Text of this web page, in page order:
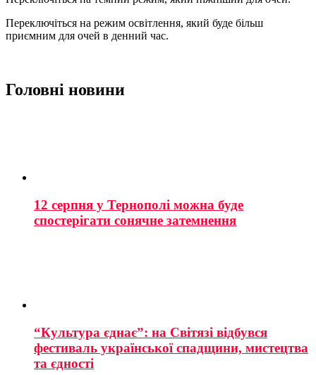
Переключіться на режим освітлення, який буде більш
приємним для очей в денний час.
Головні новини
12 серпня у Тернополі можна буде
спостерігати сонячне затемнення
“Культура єднає”: на Світязі відбувся
фестиваль української спадщини, мистецтва
та єдності